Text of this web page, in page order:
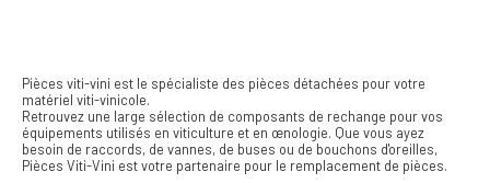
Pièces viti-vini est le spécialiste des pièces détachées pour votre
matériel viti-vinicole.
Retrouvez une large sélection de composants de rechange pour vos
équipements utilisés en viticulture et en œnologie. Que vous ayez
besoin de raccords, de vannes, de buses ou de bouchons d'oreilles,
Pièces Viti-Vini est votre partenaire pour le remplacement de pièces.